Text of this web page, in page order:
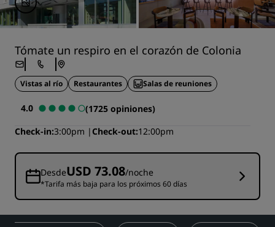
Tómate un respiro en el corazón de Colonia
Vistas al río Restaurantes Salas de reuniones
4.0
(1725 opiniones)
Check-in 3:00pm Check-out 12:00pm
DesdeUSD 73.08/noche
*Tarifa más baja para los próximos 60 días